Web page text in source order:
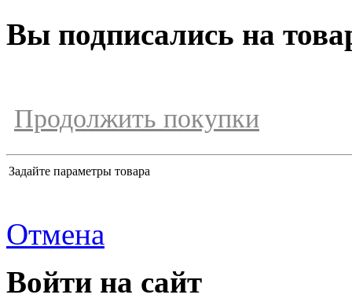
Вы подписались на
Продолжить покупки
Задайте параметры товара
Отмена
Войти на сайт